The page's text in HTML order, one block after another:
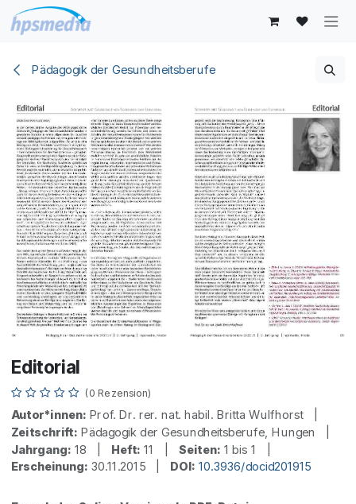
Zum Inhalt springen
Pädagogik der Gesundheitsberufe
Editorial
(0 Rezension)
Autor*innen: Prof. Dr. rer. nat. habil. Britta Wulfhorst |
Zeitschrift: Pädagogik der Gesundheitsberufe, Hungen |
Jahrgang: 18 | Heft: 11 | Seiten: 1 bis 1 |
Erscheinung: 30.11.2015 | DOI: 10.3936/docid201915